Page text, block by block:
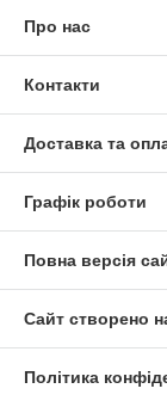
Про нас
Контакти
Доставка та
Графік роботи
Повна версія
Сайт створено
Політика